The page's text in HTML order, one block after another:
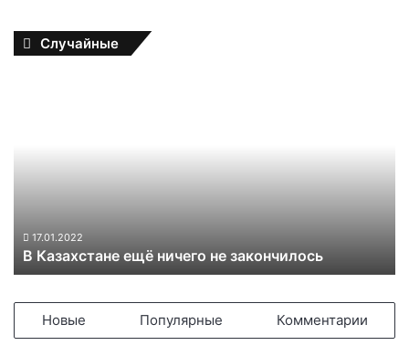
Случайные
е
17.01.2022
В Казахстане ещё ничего не закончилось
Новые Популярные Комментарии